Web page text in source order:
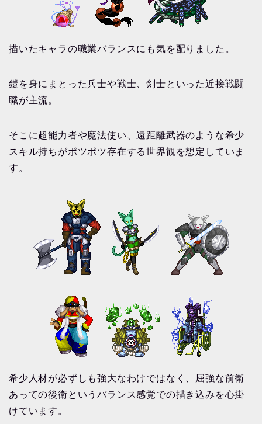
描いたキャラの職業バランスにも気を配りました。
鎧を身にまとった兵士や戦士、剣士といった近接戦闘
職が主流。
そこに超能力者や魔法使い、遠距離武器のような希少
スキル持ちがポツポツ存在する世界観を想定していま
す。
希少人材が必ずしも強大なわけではなく、屈強な前衛
あっての後衛というバランス感覚での描き込みを心掛
けています。